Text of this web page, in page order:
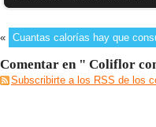
« Cuantas calorías hay que
Comentar en " Coliflor
Subscribirte a los RSS de los